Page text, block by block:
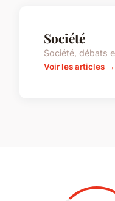
Société
Société, débats
Voir les articles →